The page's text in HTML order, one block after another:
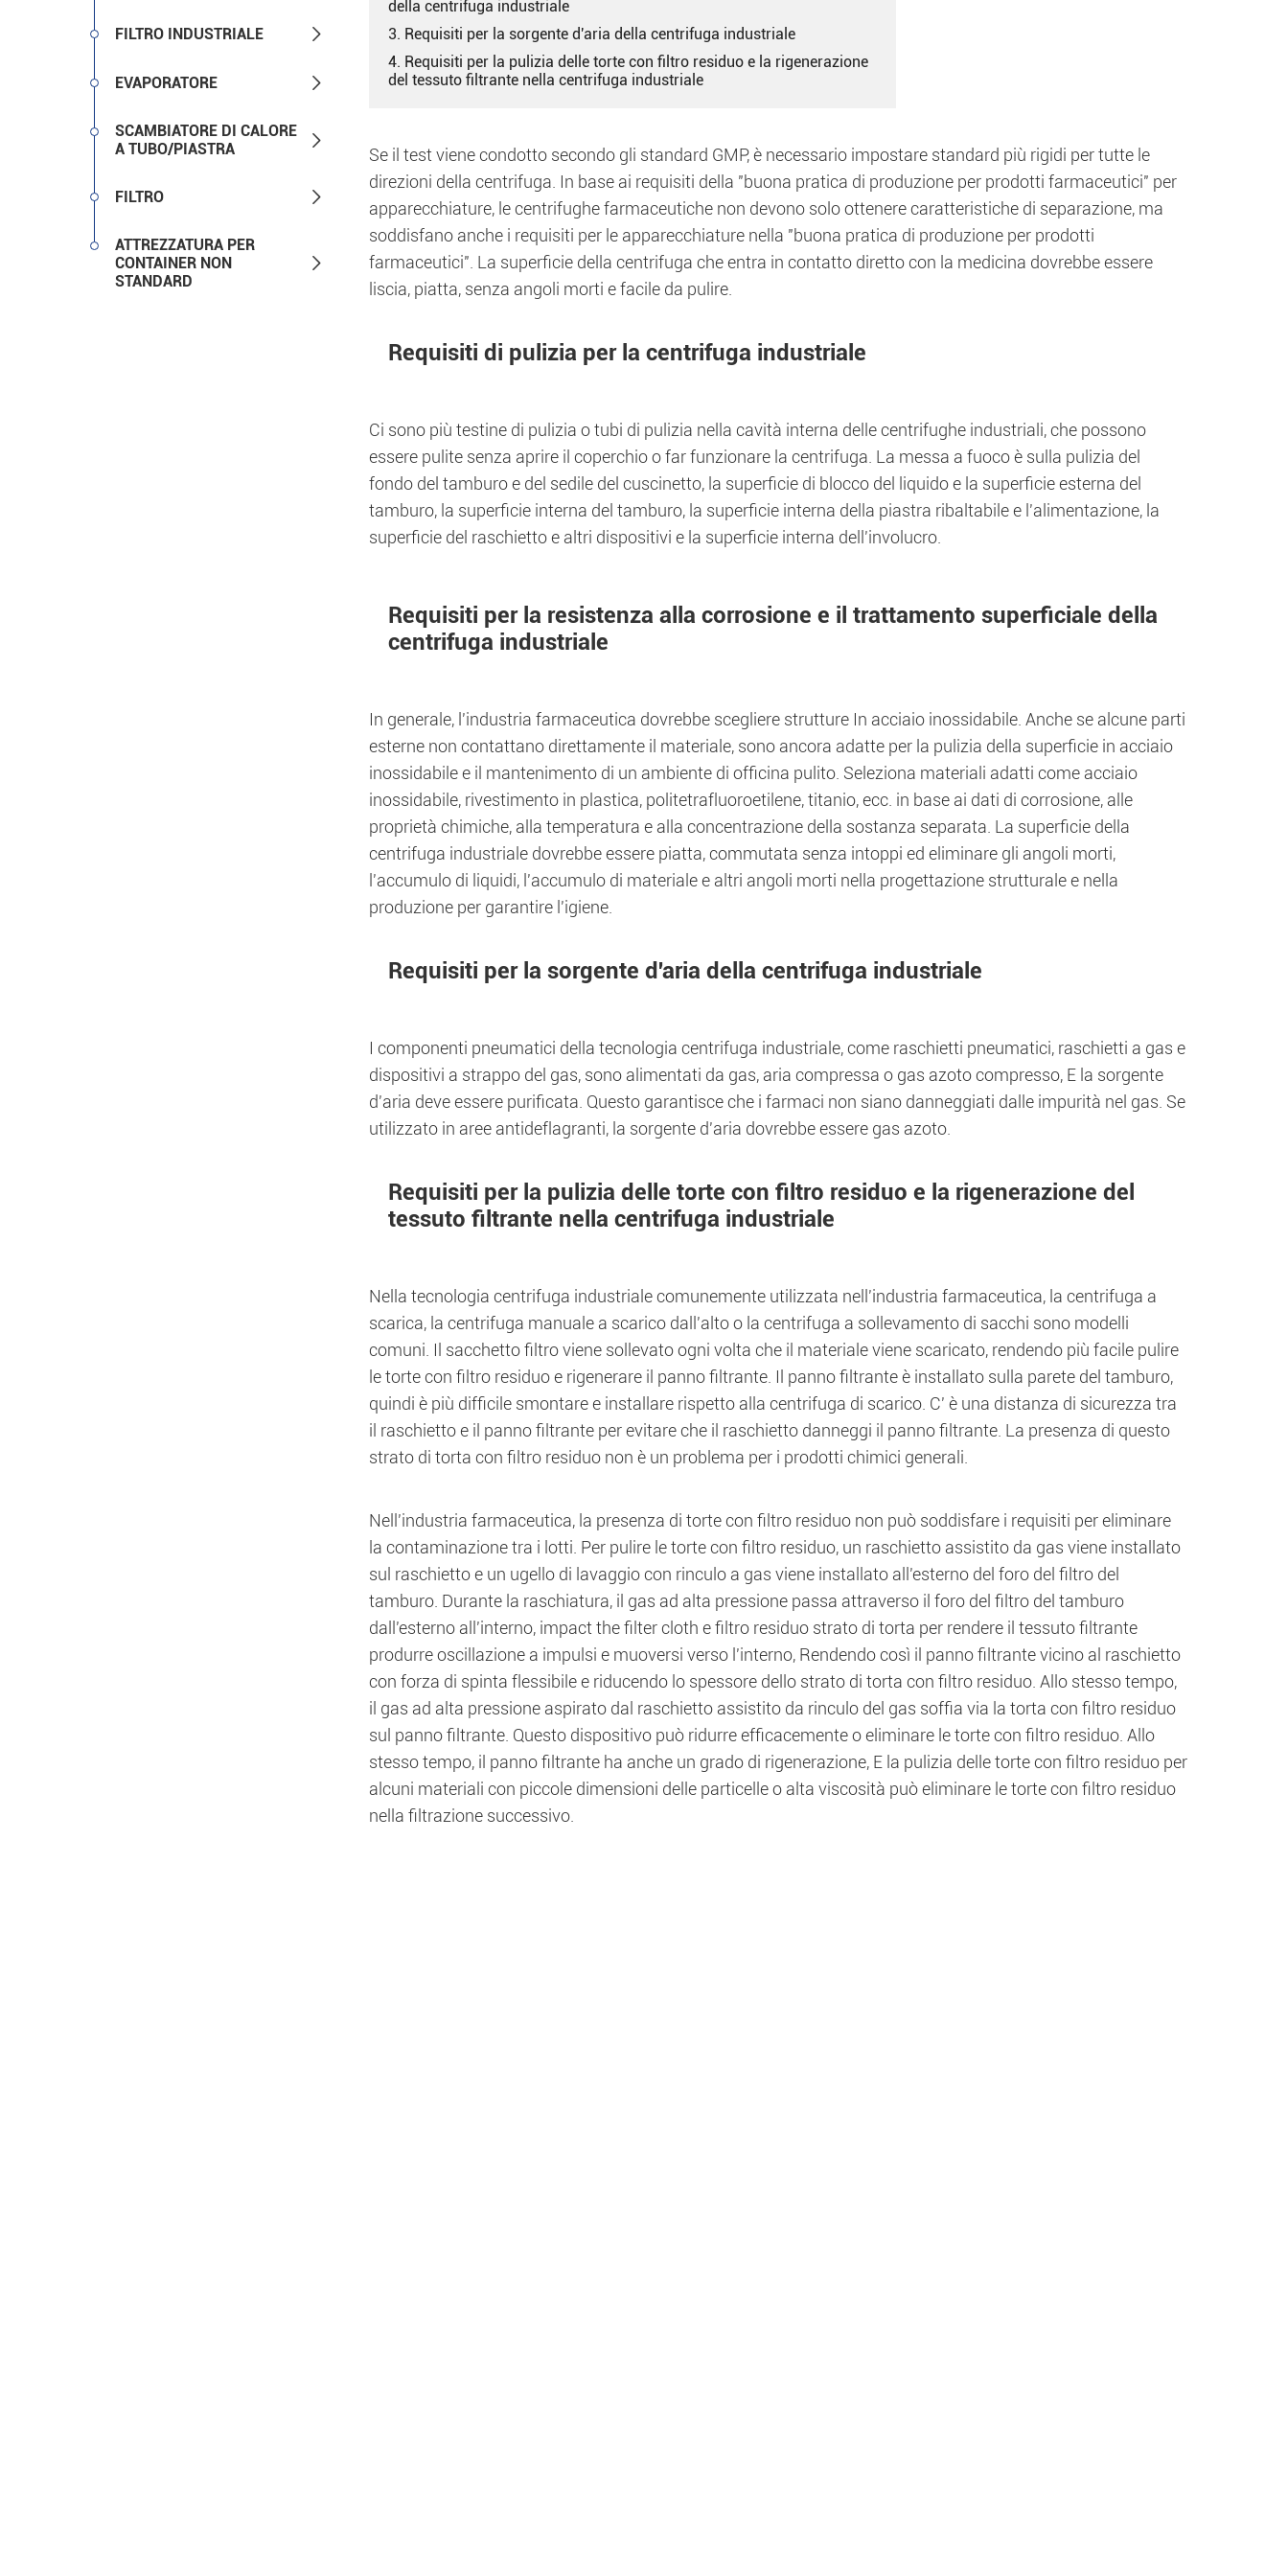
FILTRO INDUSTRIALE 
EVAPORATORE 
SCAMBIATORE DI CALORE
A TUBO/PIASTRA

FILTRO 
ATTREZZATURA PER
CONTAINER NON
STANDARD

della centrifuga industriale
3. Requisiti per la sorgente d'aria della centrifuga industriale
4. Requisiti per la pulizia delle torte con filtro residuo e la rigenerazione
del tessuto filtrante nella centrifuga industriale
Se il test viene condotto secondo gli standard GMP, è necessario impostare standard più rigidi per tutte le
direzioni della centrifuga. In base ai requisiti della "buona pratica di produzione per prodotti farmaceutici" per
apparecchiature, le centrifughe farmaceutiche non devono solo ottenere caratteristiche di separazione, ma
soddisfano anche i requisiti per le apparecchiature nella "buona pratica di produzione per prodotti
farmaceutici". La superficie della centrifuga che entra in contatto diretto con la medicina dovrebbe essere
liscia, piatta, senza angoli morti e facile da pulire.
Requisiti di pulizia per la centrifuga industriale
Ci sono più testine di pulizia o tubi di pulizia nella cavità interna delle centrifughe industriali, che possono
essere pulite senza aprire il coperchio o far funzionare la centrifuga. La messa a fuoco è sulla pulizia del
fondo del tamburo e del sedile del cuscinetto, la superficie di blocco del liquido e la superficie esterna del
tamburo, la superficie interna del tamburo, la superficie interna della piastra ribaltabile e l'alimentazione, la
superficie del raschietto e altri dispositivi e la superficie interna dell'involucro.
Requisiti per la resistenza alla corrosione e il trattamento superficiale della
centrifuga industriale
In generale, l'industria farmaceutica dovrebbe scegliere strutture In acciaio inossidabile. Anche se alcune parti
esterne non contattano direttamente il materiale, sono ancora adatte per la pulizia della superficie in acciaio
inossidabile e il mantenimento di un ambiente di officina pulito. Seleziona materiali adatti come acciaio
inossidabile, rivestimento in plastica, politetrafluoroetilene, titanio, ecc. in base ai dati di corrosione, alle
proprietà chimiche, alla temperatura e alla concentrazione della sostanza separata. La superficie della
centrifuga industriale dovrebbe essere piatta, commutata senza intoppi ed eliminare gli angoli morti,
l'accumulo di liquidi, l'accumulo di materiale e altri angoli morti nella progettazione strutturale e nella
produzione per garantire l'igiene.
Requisiti per la sorgente d'aria della centrifuga industriale
I componenti pneumatici della tecnologia centrifuga industriale, come raschietti pneumatici, raschietti a gas e
dispositivi a strappo del gas, sono alimentati da gas, aria compressa o gas azoto compresso, E la sorgente
d'aria deve essere purificata. Questo garantisce che i farmaci non siano danneggiati dalle impurità nel gas. Se
utilizzato in aree antideflagranti, la sorgente d'aria dovrebbe essere gas azoto.
Requisiti per la pulizia delle torte con filtro residuo e la rigenerazione del
tessuto filtrante nella centrifuga industriale
Nella tecnologia centrifuga industriale comunemente utilizzata nell'industria farmaceutica, la centrifuga a
scarica, la centrifuga manuale a scarico dall'alto o la centrifuga a sollevamento di sacchi sono modelli
comuni. Il sacchetto filtro viene sollevato ogni volta che il materiale viene scaricato, rendendo più facile pulire
le torte con filtro residuo e rigenerare il panno filtrante. Il panno filtrante è installato sulla parete del tamburo,
quindi è più difficile smontare e installare rispetto alla centrifuga di scarico. C' è una distanza di sicurezza tra
il raschietto e il panno filtrante per evitare che il raschietto danneggi il panno filtrante. La presenza di questo
strato di torta con filtro residuo non è un problema per i prodotti chimici generali.
Nell'industria farmaceutica, la presenza di torte con filtro residuo non può soddisfare i requisiti per eliminare
la contaminazione tra i lotti. Per pulire le torte con filtro residuo, un raschietto assistito da gas viene installato
sul raschietto e un ugello di lavaggio con rinculo a gas viene installato all'esterno del foro del filtro del
tamburo. Durante la raschiatura, il gas ad alta pressione passa attraverso il foro del filtro del tamburo
dall'esterno all'interno, impact the filter cloth e filtro residuo strato di torta per rendere il tessuto filtrante
produrre oscillazione a impulsi e muoversi verso l'interno, Rendendo così il panno filtrante vicino al raschietto
con forza di spinta flessibile e riducendo lo spessore dello strato di torta con filtro residuo. Allo stesso tempo,
il gas ad alta pressione aspirato dal raschietto assistito da rinculo del gas soffia via la torta con filtro residuo
sul panno filtrante. Questo dispositivo può ridurre efficacemente o eliminare le torte con filtro residuo. Allo
stesso tempo, il panno filtrante ha anche un grado di rigenerazione, E la pulizia delle torte con filtro residuo per
alcuni materiali con piccole dimensioni delle particelle o alta viscosità può eliminare le torte con filtro residuo
nella filtrazione successivo.